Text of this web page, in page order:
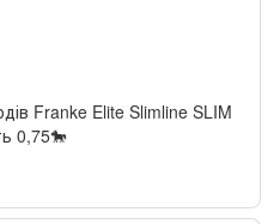
Franke Elite Slimline SLIM
0,75🐎